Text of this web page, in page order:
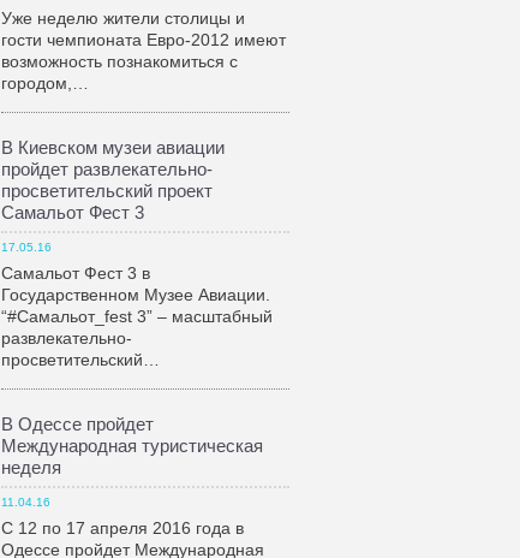
Уже неделю жители столицы и
гости чемпионата Евро-2012 имеют
возможность познакомиться с
городом,…
В Киевском музеи авиации
пройдет развлекательно-
просветительский проект
Самальот Фест 3
17.05.16
Самальот Фест 3 в
Государственном Музее Авиации.
“#Самальот_fest 3” – масштабный
развлекательно-
просветительский…
В Одессе пройдет
Международная туристическая
неделя
11.04.16
С 12 по 17 апреля 2016 года в
Одессе пройдет Международная